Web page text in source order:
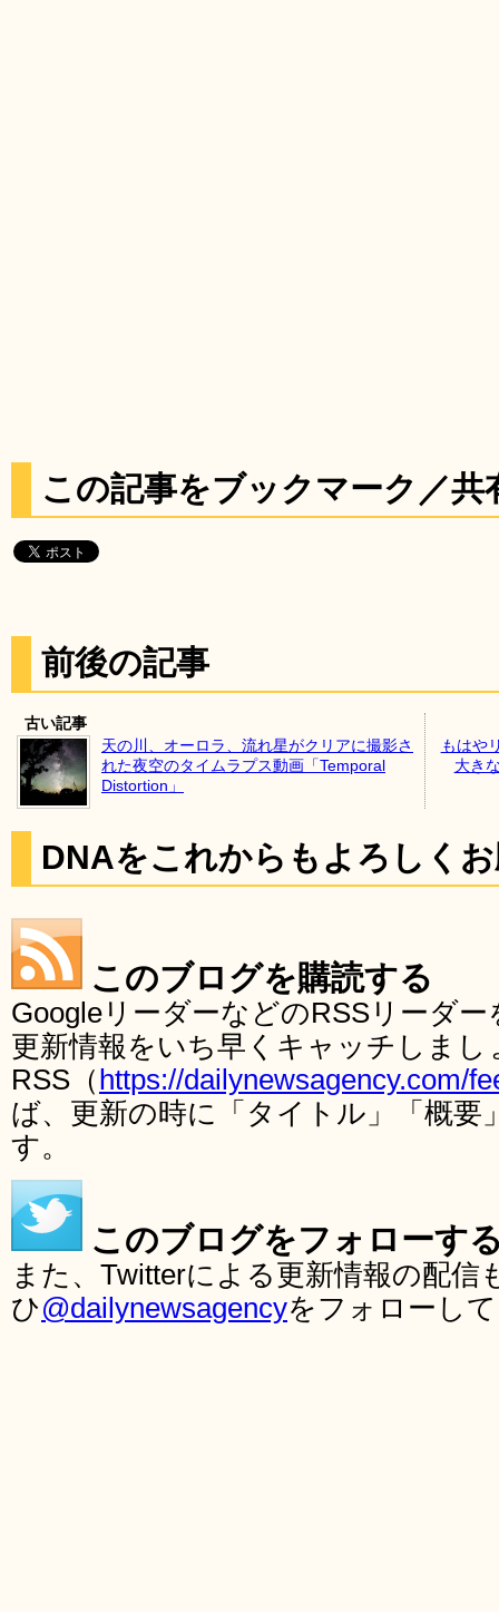
この記事をブックマーク／共
前後の記事
古い記事
天の川、オーロラ、流れ星がクリアに撮影さ
れた夜空のタイムラプス動画「Temporal
Distortion」
もはや
大き
DNAをこれからもよろしく
このブログを購読する
GoogleリーダーなどのRSSリーダ
更新情報をいち早くキャッチしま
RSS（ https://dailynewsagency.com/
ば、更新の時に「タイトル」「概要
す。
このブログをフォローす
また、Twitterによる更新情報の配
ひ@dailynewsagencyをフォローし